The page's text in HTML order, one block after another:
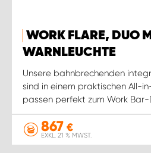
WORK FLARE, DUO
WARNLEUCHTE
Unsere bahnbrechenden
sind in einem praktischen All-
passen perfekt zum Work
867 €
EXKL. 21 % MWST.